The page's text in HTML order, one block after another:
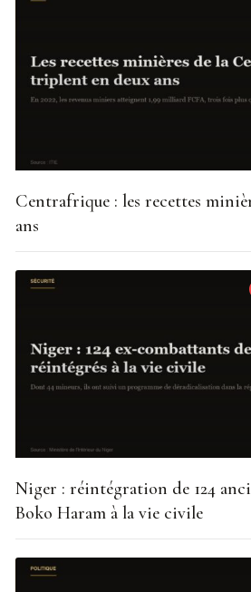
Centrafrique : les recettes
ans
Niger : réintégration de 124
Boko Haram à la vie civile